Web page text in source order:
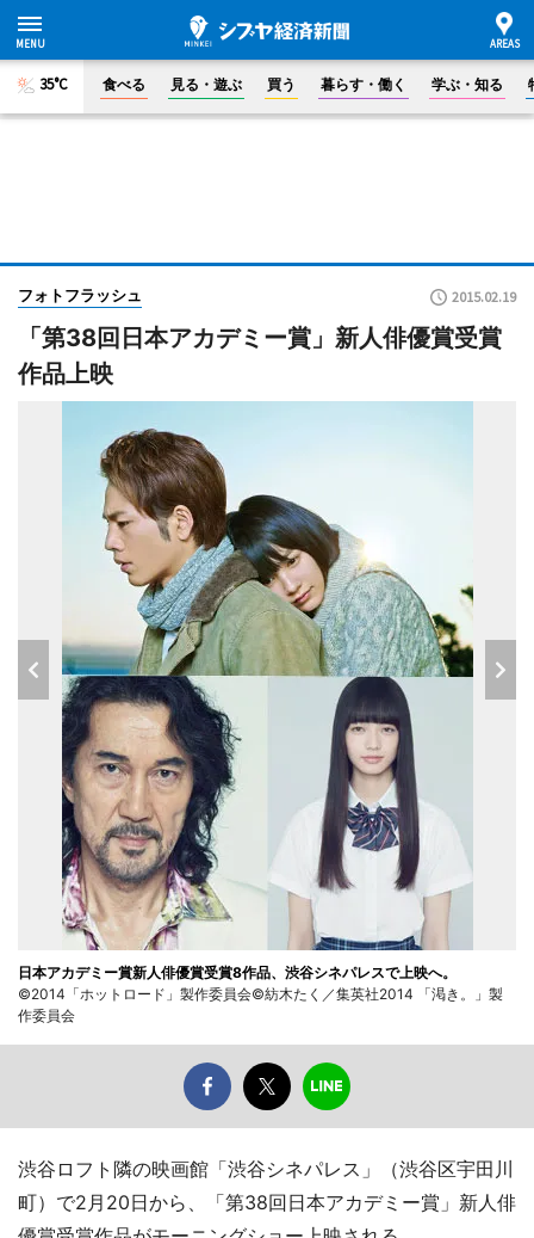
35°C 食べる 見る・遊ぶ 買う 暮らす・働く 学ぶ・知る
フォトフラッシュ 2015.02.19
「第38回日本アカデミー賞」新人俳優賞受賞
作品上映
日本アカデミー賞新人俳優賞受賞8作品、渋谷シネパレスで上映へ。
©2014「ホットロード」製作委員会©紡木たく／集英社2014 「渇き。」製
作委員会
渋谷ロフト隣の映画館「渋谷シネパレス」（渋谷区宇田川
町）で2月20日から、「第38回日本アカデミー賞」新人俳